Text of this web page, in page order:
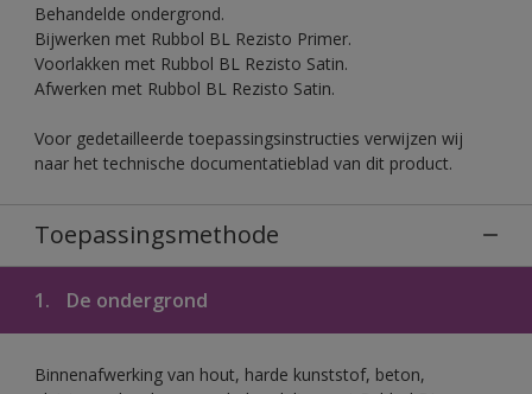
Behandelde ondergrond.
Bijwerken met Rubbol BL Rezisto Primer.
Voorlakken met Rubbol BL Rezisto Satin.
Afwerken met Rubbol BL Rezisto Satin.
Voor gedetailleerde toepassingsinstructies verwijzen wij
naar het technische documentatieblad van dit product.
Toepassingsmethode
1. De ondergrond
Binnenafwerking van hout, harde kunststof, beton,